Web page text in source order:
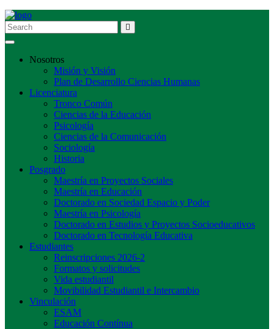
Toggle navigation
Nosotros
Misión y Visión
Plan de Desarrollo Ciencias Humanas
Licenciatura
Tronco Común
Ciencias de la Educación
Psicología
Ciencias de la Comunicación
Sociología
Historia
Posgrado
Maestría en Proyectos Sociales
Maestría en Educación
Doctorado en Sociedad Espacio y Poder
Maestría en Psicología
Doctorado en Estudios y Proyectos Socioeducativos
Doctorado en Tecnología Educativa
Estudiantes
Reinscripciones 2026-2
Formatos y solicitudes
Vida estudiantil
Movibilidad Estudiantil e Intercambio
Vinculación
ESAM
Educación Contínua